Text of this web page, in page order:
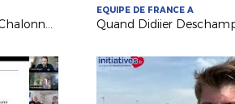
Festival Foot U13 Pitch : le FC Chalonnes Chaudefonds club support à l'organisation
EQUIPE DE FRANCE A